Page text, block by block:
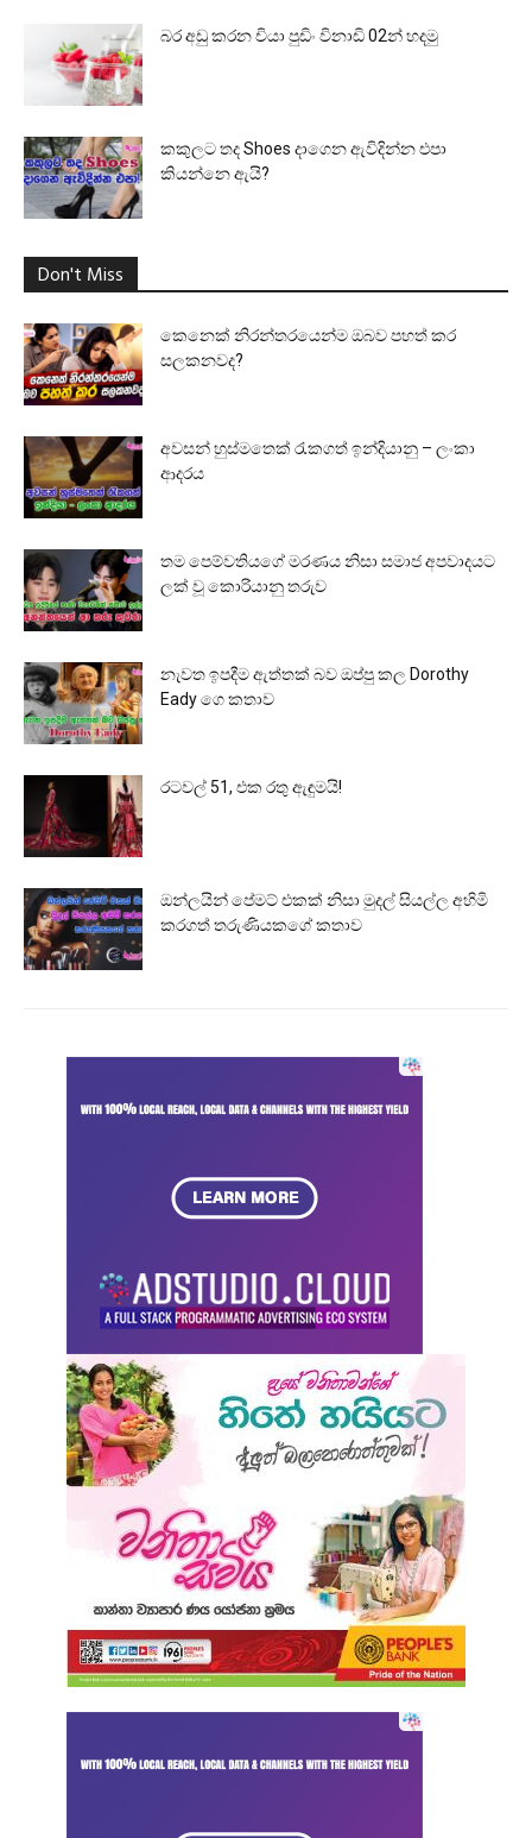
බර අඩු කරන චියා පුඩිං විනාඩි 02න් හදමු
කකුලට තද Shoes දාගෙන ඇවිදින්න එපා
කියන්නෙ ඇයි?
Don't Miss
කෙනෙක් නිරන්තරයෙන්ම ඔබව පහත් කර
සලකනවද?
අවසන් හුස්මතෙක් රැකගත් ඉන්දියානු – ලංකා
ආදරය
තම පෙම්වතියගේ මරණය නිසා සමාජ අපවාදයට
ලක් වූ කොරියානු තරුව
නැවත ඉපදීම ඇත්තක් බව ඔප්පු කල Dorothy
Eady ගෙ කතාව
රටවල් 51, එක රතු ඇඳුමයි!
ඔන්ලයින් පේමට් එකක් නිසා මුදල් සියල්ල අහිමි
කරගත් තරුණියකගේ කතාව